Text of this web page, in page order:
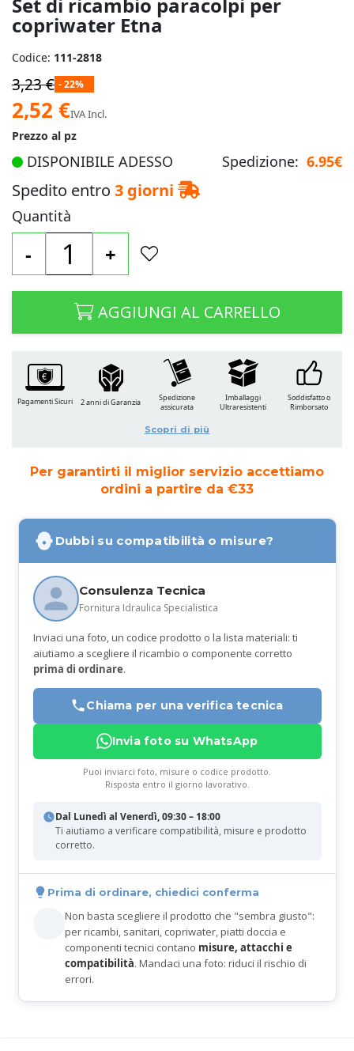
Set di ricambio paracolpi per
copriwater Etna
Codice: 111-2818
3,23 € - 22%
Prezzo
speciale
2,52 €IVA Incl.
Prezzo al pz
DISPONIBILE ADESSO Spedizione: 6.95€
Spedito entro 3 giorni
Quantità
- +
AGGIUNGI AL CARRELLO
Per garantirti il miglior servizio accettiamo
ordini a partire da €33
Dubbi su compatibilità o misure?
Consulenza Tecnica
Fornitura Idraulica Specialistica
Inviaci una foto, un codice prodotto o la lista materiali: ti
aiutiamo a scegliere il ricambio o componente corretto
prima di ordinare.
Chiama per una verifica tecnica
Invia foto su WhatsApp
Puoi inviarci foto, misure o codice prodotto.
Risposta entro il giorno lavorativo.
Dal Lunedì al Venerdì, 09:30 – 18:00
Ti aiutiamo a verificare compatibilità, misure e prodotto
corretto.
Prima di ordinare, chiedici conferma
Non basta scegliere il prodotto che "sembra giusto":
per ricambi, sanitari, copriwater, piatti doccia e
componenti tecnici contano misure, attacchi e
compatibilità. Mandaci una foto: riduci il rischio di
errori.
Pagamenti Sicuri 2 anni di Garanzia
Spedizione
assicurata
Imballaggi
Ultraresistenti
Soddisfatto o
Rimborsato
Scopri di più